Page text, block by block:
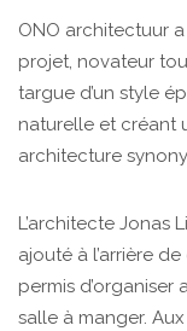
ONO architectuur
projet, novateur
targue d’un style
naturelle et créant
architecture
L’architecte Jonas
ajouté à l’arrière
permis
salle à manger.